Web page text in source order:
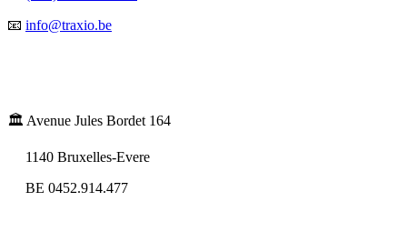
📧 info@traxio.be
🏛️ Avenue Jules Bordet 164
1140 Bruxelles-Evere
BE 0452.914.477